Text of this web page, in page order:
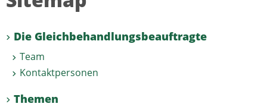
Die Gleichbehandlungsbeauftragte
Team
Kontaktpersonen
Themen